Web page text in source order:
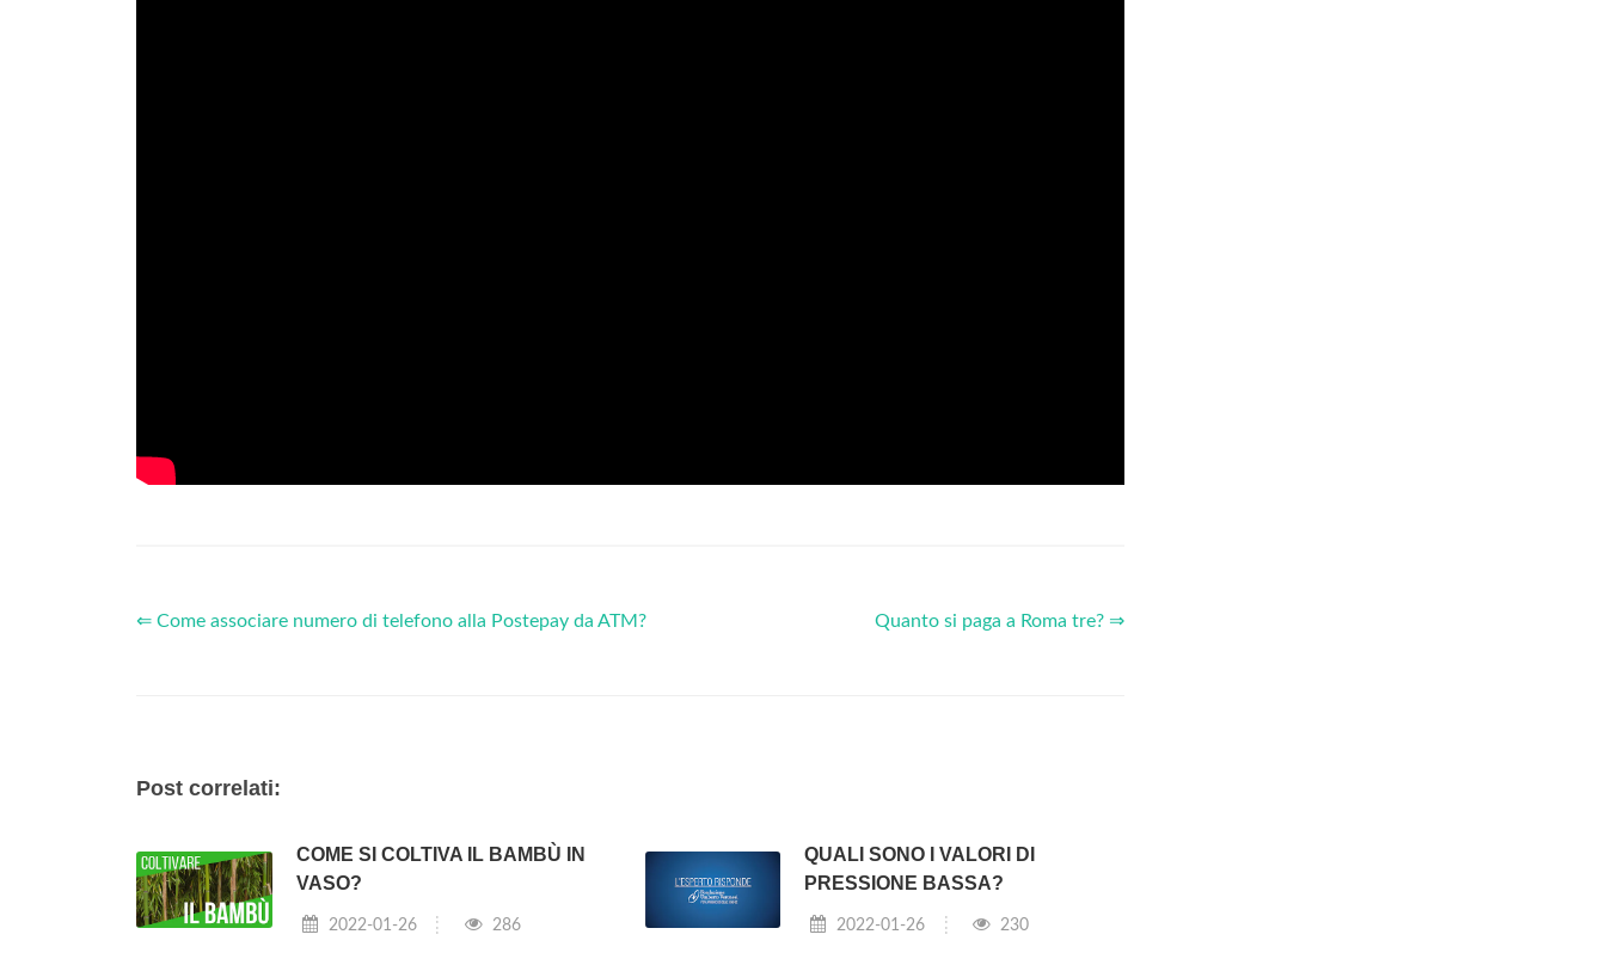
⇐ Come associare numero di telefono alla Postepay da ATM? Quanto si paga a Roma tre? ⇒
Post correlati:
COME SI COLTIVA IL BAMBÙ IN
VASO?
2022-01-26 286
QUALI SONO I VALORI DI
PRESSIONE BASSA?
2022-01-26 230